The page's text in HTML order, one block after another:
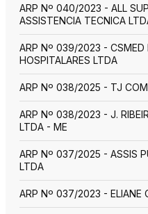
ARP Nº 040/2023 - ALL
ASSISTENCIA TECNICA
ARP Nº 039/2023 - CSMED
HOSPITALARES LTDA
ARP Nº 038/2025 - TJ
ARP Nº 038/2023 - J.
LTDA - ME
ARP Nº 037/2025 - ASSIS
LTDA
ARP Nº 037/2023 - ELIANE